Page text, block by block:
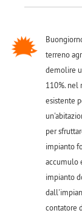
terreno
demolire
110%. nel
esistente
per
impianto
accumulo
impianto
contatore